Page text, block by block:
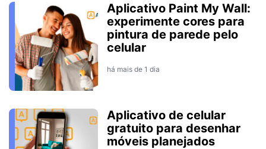
Aplicativo Paint My Wall:
experimente cores para
pintura de parede pelo
celular
há mais de 1 dia
Aplicativo de celular
gratuito para desenhar
móveis planejados